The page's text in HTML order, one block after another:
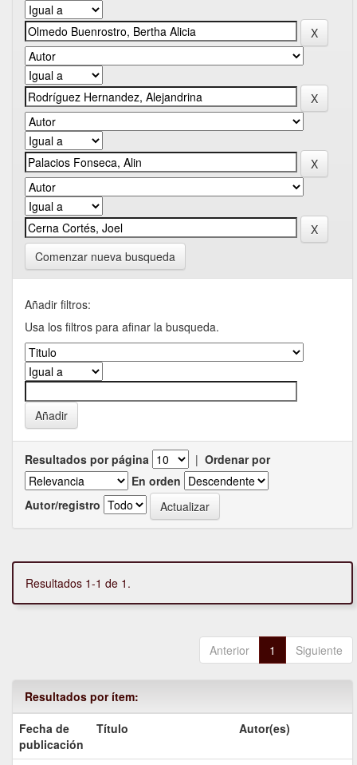
Comenzar nueva busqueda
Añadir filtros:
Usa los filtros para afinar la busqueda.
Resultados por página | Ordenar por
En orden
Autor/registro
Resultados 1-1 de 1.
Anterior 1 Siguiente
Resultados por ítem:
Fecha de
publicación
Título Autor(es)